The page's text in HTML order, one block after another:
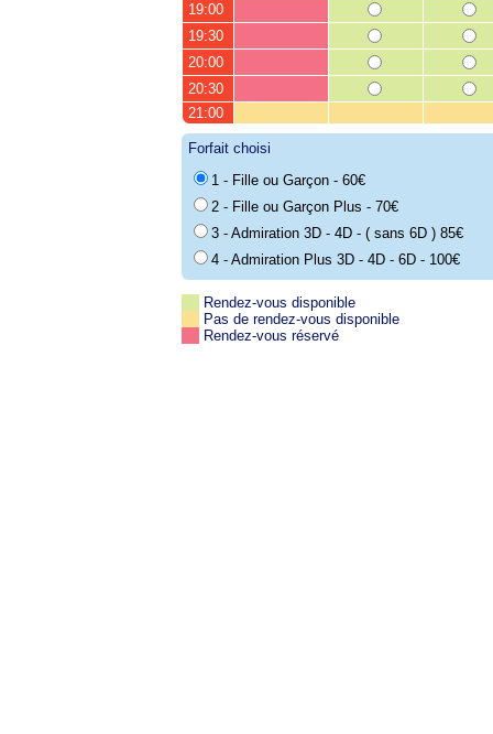
19:00
19:30
20:00
20:30
21:00
Forfait choisi
1 - Fille ou Garçon - 60€
2 - Fille ou Garçon Plus - 70€
3 - Admiration 3D - 4D - ( sans 6D ) 85€
4 - Admiration Plus 3D - 4D - 6D - 100€
Rendez-vous disponible
Pas de rendez-vous disponible
Rendez-vous réservé